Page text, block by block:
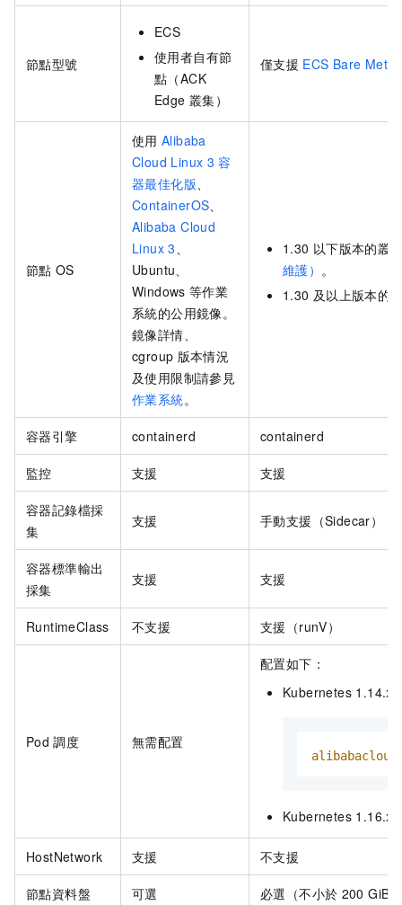
節點型號
ECS
使用者自有節
點（ACK
Edge 叢集）
僅支援 ECS Bare
節點 OS
使用 Alibaba
Cloud Linux 3 容
器最佳化版、
ContainerOS、
Alibaba Cloud
Linux 3、
Ubuntu、
Windows 等作業
系統的公用鏡像。
鏡像詳情、
cgroup 版本情況
及使用限制請參見
作業系統。
1.30 以下版本的叢
維護） 。
1.30 及以上版本的
容器引擎 containerd containerd
監控 支援 支援
容器記錄檔採
集
支援 手動支援（Sidecar）
容器標準輸出
採集
支援 支援
RuntimeClass 不支援 支援（runV）
Pod 調度 無需配置
配置如下：
Kubernetes 1.14.x
Kubernetes 1.16.x
HostNetwork 支援 不支援
節點資料盤 可選 必選（不小於 200 GiB）